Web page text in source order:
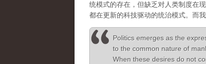
统模式的存在，但缺乏对人类制度在
都在更新的科技驱动的统治模式。而
Politics emerges as the
to the common nature of
When these desires do not